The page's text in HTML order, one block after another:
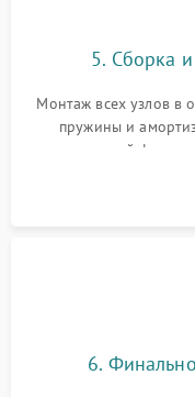
5. Сборка
Монтаж всех узлов в
пружины и
надежной
герметиком для
6.